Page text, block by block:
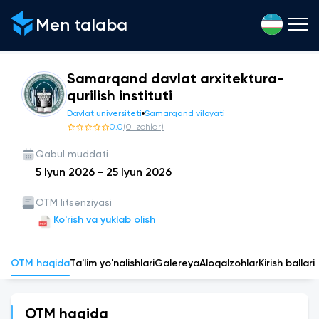
Men talaba
Samarqand davlat arxitektura-
qurilish instituti
Davlat universiteti Samarqand viloyati
0.0(0 Izohlar)
Qabul muddati
5 Iyun 2026 - 25 Iyun 2026
OTM litsenziyasi
Ko'rish va yuklab olish
OTM haqidaTa'lim yo'nalishlariGalereyaAloqa IzohlarKirish ballari
OTM haqida